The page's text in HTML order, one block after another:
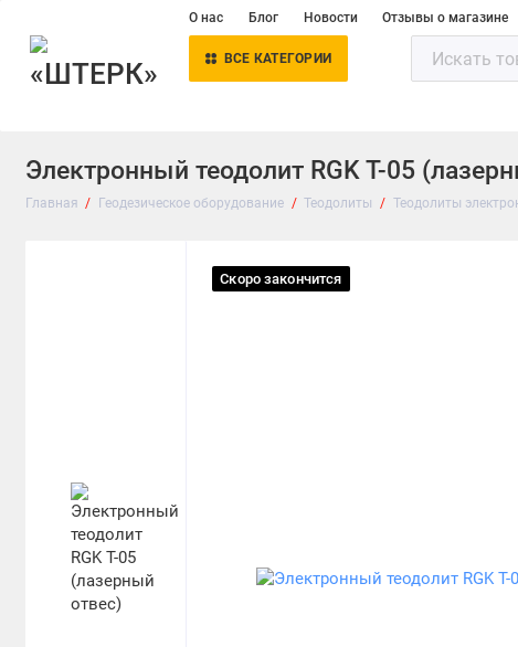
О нас Блог Новости Отзывы о магазине
ВСЕ КАТЕГОРИИ
Электронный теодолит RGK T-05
Главная Геодезическое оборудование Теодолиты Теодолиты
Скоро закончится